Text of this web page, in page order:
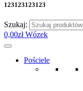
123123123123
Szukaj:
0,00zł Wózek
Pościele